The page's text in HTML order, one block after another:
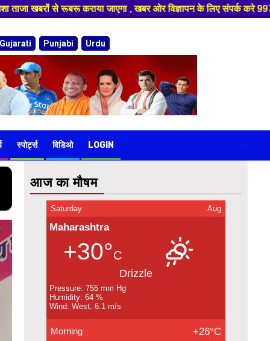
9974940324 8955950335 ,हमारे यूट्यूब चैनल को सबस्क्राइब करें,
Gujarati Punjabi Urdu
स्पोर्ट्स विडिओ LOGIN -
आज का मौषम
Saturday Aug
Maharashtra
+30°C
Drizzle
Pressure: 755 mm Hg
Humidity: 64 %
Wind: West, 6.1 m/s
Morning +26°C